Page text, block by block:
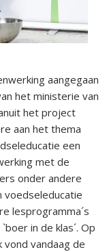
aangegaan
het ministerie van
het project
aan het thema
een
met de
onder andere
voedseleducatie
lesprogramma´s
in de klas´. Op
vandaag de